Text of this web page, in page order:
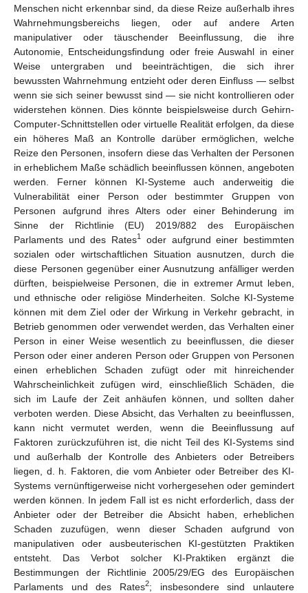
Menschen nicht erkennbar sind, da diese Reize außerhalb ihres
Wahrnehmungsbereichs liegen, oder auf andere Arten
manipulativer oder täuschender Beeinflussung, die ihre
Autonomie, Entscheidungsfindung oder freie Auswahl in einer
Weise untergraben und beeinträchtigen, die sich ihrer
bewussten Wahrnehmung entzieht oder deren Einfluss — selbst
wenn sie sich seiner bewusst sind — sie nicht kontrollieren oder
widerstehen können. Dies könnte beispielsweise durch Gehirn-
Computer-Schnittstellen oder virtuelle Realität erfolgen, da diese
ein höheres Maß an Kontrolle darüber ermöglichen, welche
Reize den Personen, insofern diese das Verhalten der Personen
in erheblichem Maße schädlich beeinflussen können, angeboten
werden. Ferner können KI-Systeme auch anderweitig die
Vulnerabilität einer Person oder bestimmter Gruppen von
Personen aufgrund ihres Alters oder einer Behinderung im
Sinne der Richtlinie (EU) 2019/882 des Europäischen
Parlaments und des Rates1
oder aufgrund einer bestimmten
sozialen oder wirtschaftlichen Situation ausnutzen, durch die
diese Personen gegenüber einer Ausnutzung anfälliger werden
dürften, beispielweise Personen, die in extremer Armut leben,
und ethnische oder religiöse Minderheiten. Solche KI-Systeme
können mit dem Ziel oder der Wirkung in Verkehr gebracht, in
Betrieb genommen oder verwendet werden, das Verhalten einer
Person in einer Weise wesentlich zu beeinflussen, die dieser
Person oder einer anderen Person oder Gruppen von Personen
einen erheblichen Schaden zufügt oder mit hinreichender
Wahrscheinlichkeit zufügen wird, einschließlich Schäden, die
sich im Laufe der Zeit anhäufen können, und sollten daher
verboten werden. Diese Absicht, das Verhalten zu beeinflussen,
kann nicht vermutet werden, wenn die Beeinflussung auf
Faktoren zurückzuführen ist, die nicht Teil des KI-Systems sind
und außerhalb der Kontrolle des Anbieters oder Betreibers
liegen, d. h. Faktoren, die vom Anbieter oder Betreiber des KI-
Systems vernünftigerweise nicht vorhergesehen oder gemindert
werden können. In jedem Fall ist es nicht erforderlich, dass der
Anbieter oder der Betreiber die Absicht haben, erheblichen
Schaden zuzufügen, wenn dieser Schaden aufgrund von
manipulativen oder ausbeuterischen KI-gestützten Praktiken
entsteht. Das Verbot solcher KI-Praktiken ergänzt die
Bestimmungen der Richtlinie 2005/29/EG des Europäischen
Parlaments und des Rates2; insbesondere sind unlautere